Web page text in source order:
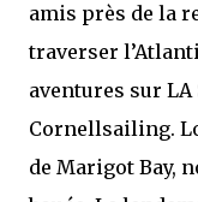
amis près de la
traverser
aventures sur LA
Cornellsailing.
de Marigot Bay,